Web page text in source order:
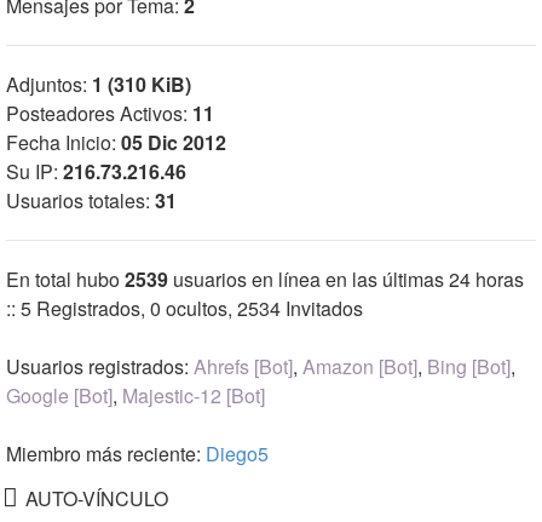
Adjuntos: 1 (310 KiB)
Posteadores Activos: 11
Fecha Inicio: 05 Dic 2012
Su IP: 216.73.216.46
Usuarios totales: 31
En total hubo2539 usuarios en línea en las últimas 24 horas
:: 5 Registrados, 0 ocultos, 2534 Invitados
Usuarios registrados: Ahrefs [Bot], Amazon [Bot], Bing [Bot],
Google [Bot], Majestic-12 [Bot]
Miembro más reciente: Diego5
AUTO-VÍNCULO